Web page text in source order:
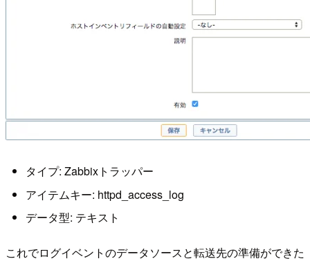
タイプ: Zabbixトラッパー
アイテムキー: httpd_access_log
データ型: テキスト
これでログイベントのデータソースと転送先の準備ができた